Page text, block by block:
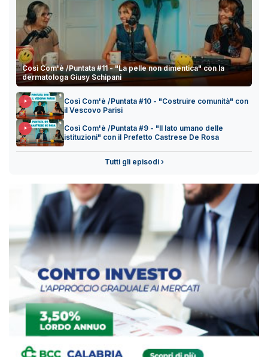
Così Com'è /Puntata #11 - "La pelle non dimentica" con la
dermatologa Giusy Schipani
Così Com'è /Puntata #10 - "Costruire comunità" con
il Vescovo Parisi
Così Com'è /Puntata #9 - "Il lato umano delle
istituzioni" con il Prefetto Castrese De Rosa
Tutti gli episodi ›